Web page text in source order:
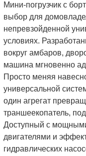
Мини-погрузчик с
выбор для
непревзойденной
условиях.
вокруг амбаров,
машина мгновенно
Просто меняя
универсальной
один агрегат
траншеекопатель,
Доступный с
двигателями и
гидравлических